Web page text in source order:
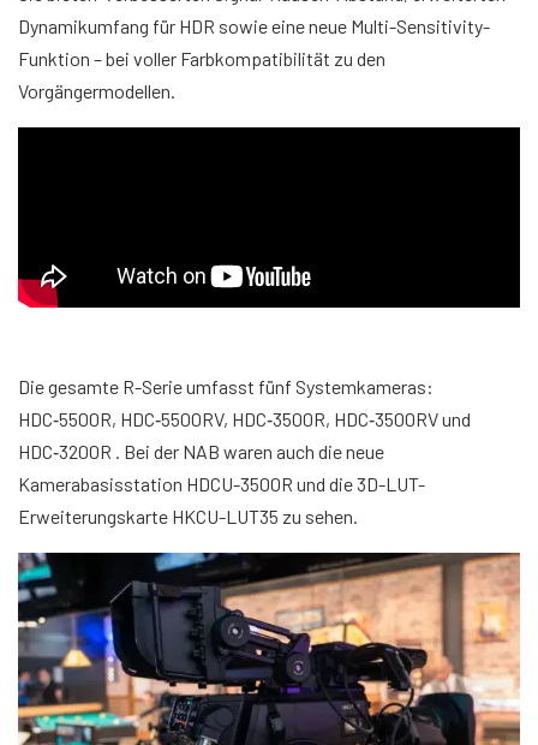
Dynamikumfang für HDR sowie eine neue Multi-Sensitivity-
Funktion – bei voller Farbkompatibilität zu den
Vorgängermodellen.
Die gesamte R-Serie umfasst fünf Systemkameras:
HDC‑5500R, HDC‑5500RV, HDC‑3500R, HDC‑3500RV und
HDC‑3200R . Bei der NAB waren auch die neue
Kamerabasisstation HDCU-3500R und die 3D-LUT-
Erweiterungskarte HKCU-LUT35 zu sehen.